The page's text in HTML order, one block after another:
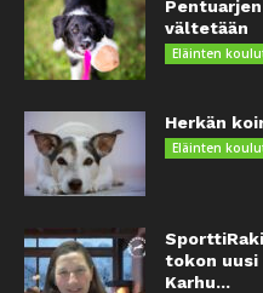
vältetään
Eläinten
Herkän
Eläinten
tokon uusi
Karhu...